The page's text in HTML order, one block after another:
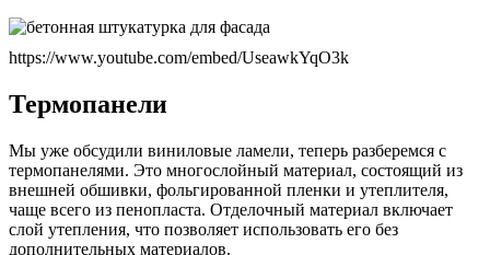
https://www.youtube.com/embed/UseawkYqO3k
Термопанели
Мы уже обсудили виниловые ламели, теперь разберемся с
термопанелями. Это многослойный материал, состоящий из
внешней обшивки, фольгированной пленки и утеплителя,
чаще всего из пенопласта. Отделочный материал включает
слой утепления, что позволяет использовать его без
дополнительных материалов.